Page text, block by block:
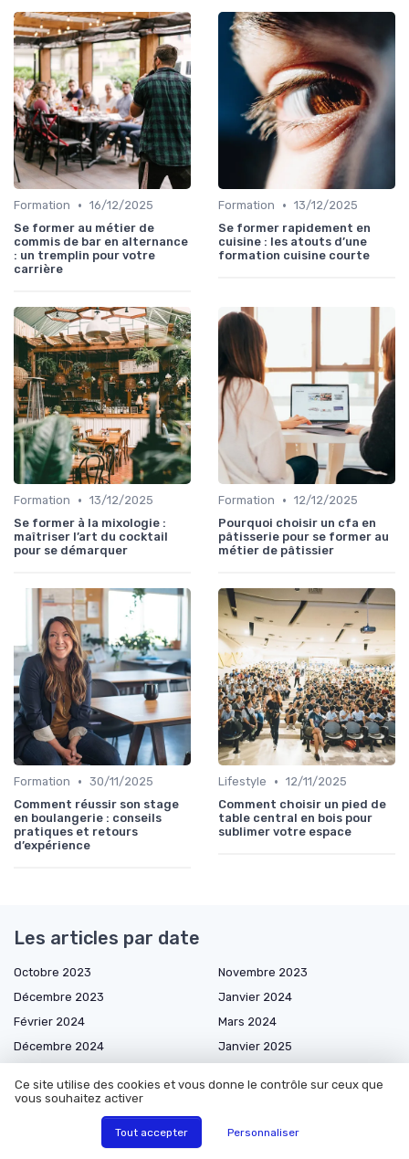
Formation • 16/12/2025
Se former au métier de
commis de bar en alternance
: un tremplin pour votre
carrière
Formation • 13/12/2025
Se former rapidement en
cuisine : les atouts d’une
formation cuisine courte
Formation • 13/12/2025
Se former à la mixologie :
maîtriser l’art du cocktail
pour se démarquer
Formation • 12/12/2025
Pourquoi choisir un cfa en
pâtisserie pour se former au
métier de pâtissier
Formation • 30/11/2025
Comment réussir son stage
en boulangerie : conseils
pratiques et retours
d’expérience
Lifestyle • 12/11/2025
Comment choisir un pied de
table central en bois pour
sublimer votre espace
Les articles par date
Octobre 2023
Novembre 2023
Décembre 2023
Janvier 2024
Février 2024
Mars 2024
Décembre 2024
Janvier 2025
Avril 2025
Septembre 2025
Ce site utilise des cookies et vous donne le contrôle sur ceux que
vous souhaitez activer
Tout accepter Personnaliser